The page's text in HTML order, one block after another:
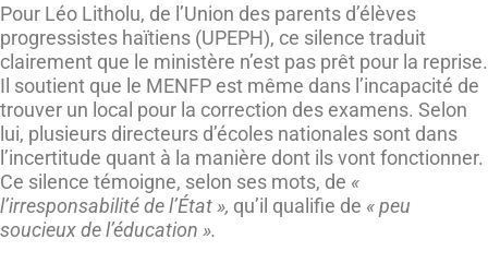
Pour Léo Litholu, de l’Union des parents d’élèves
progressistes haïtiens (UPEPH), ce silence traduit
clairement que le ministère n’est pas prêt pour la reprise.
Il soutient que le MENFP est même dans l’incapacité de
trouver un local pour la correction des examens. Selon
lui, plusieurs directeurs d’écoles nationales sont dans
l’incertitude quant à la manière dont ils vont fonctionner.
Ce silence témoigne, selon ses mots, de «
l’irresponsabilité de l’État », qu’il qualifie de « peu
soucieux de l’éducation ».